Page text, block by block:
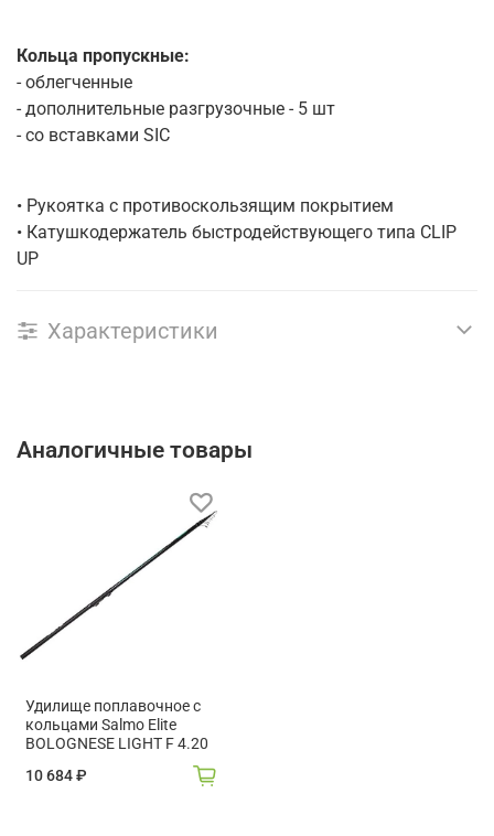
Кольца пропускные:
- облегченные
- дополнительные разгрузочные - 5 шт
- со вставками SIC
• Рукоятка с противоскользящим покрытием
• Катушкодержатель быстродействующего типа CLIP
UP
Характеристики
Аналогичные товары
Удилище поплавочное с
кольцами Salmo Elite
BOLOGNESE LIGHT F 4.20
10 684 ₽